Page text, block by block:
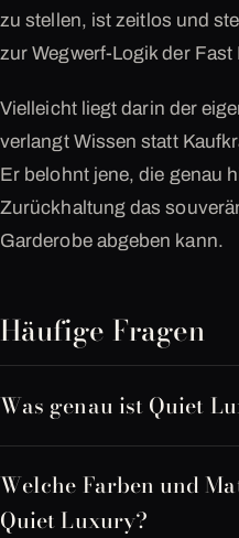
zu stellen, ist zeitlos und
zur Wegwerf-Logik der Fast
Vielleicht liegt darin der
verlangt Wissen statt
Er belohnt jene, die genau
Zurückhaltung das
Garderobe abgeben kann.
Häufige Fragen
Was genau ist Quiet
Welche Farben und
Quiet Luxury?